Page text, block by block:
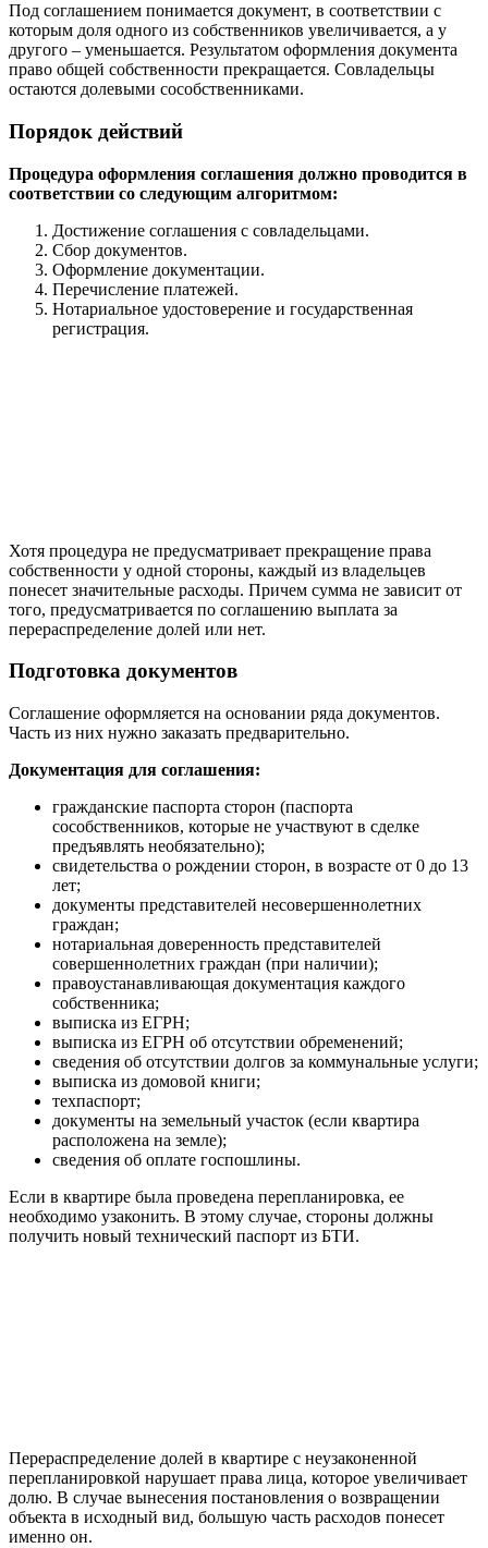
Под соглашением понимается документ, в соответствии с
которым доля одного из собственников увеличивается, а у
другого – уменьшается. Результатом оформления документа
право общей собственности прекращается. Совладельцы
остаются долевыми сособственниками.
Порядок действий
Процедура оформления соглашения должно проводится в
соответствии со следующим алгоритмом:
Достижение соглашения с совладельцами.
Сбор документов.
Оформление документации.
Перечисление платежей.
Нотариальное удостоверение и государственная
регистрация.
Хотя процедура не предусматривает прекращение права
собственности у одной стороны, каждый из владельцев
понесет значительные расходы. Причем сумма не зависит от
того, предусматривается по соглашению выплата за
перераспределение долей или нет.
Подготовка документов
Соглашение оформляется на основании ряда документов.
Часть из них нужно заказать предварительно.
Документация для соглашения:
гражданские паспорта сторон (паспорта
сособственников, которые не участвуют в сделке
предъявлять необязательно);
свидетельства о рождении сторон, в возрасте от 0 до 13
лет;
документы представителей несовершеннолетних
граждан;
нотариальная доверенность представителей
совершеннолетних граждан (при наличии);
правоустанавливающая документация каждого
собственника;
выписка из ЕГРН;
выписка из ЕГРН об отсутствии обременений;
сведения об отсутствии долгов за коммунальные услуги;
выписка из домовой книги;
техпаспорт;
документы на земельный участок (если квартира
расположена на земле);
сведения об оплате госпошлины.
Если в квартире была проведена перепланировка, ее
необходимо узаконить. В этому случае, стороны должны
получить новый технический паспорт из БТИ.
Перераспределение долей в квартире с неузаконенной
перепланировкой нарушает права лица, которое увеличивает
долю. В случае вынесения постановления о возвращении
объекта в исходный вид, большую часть расходов понесет
именно он.